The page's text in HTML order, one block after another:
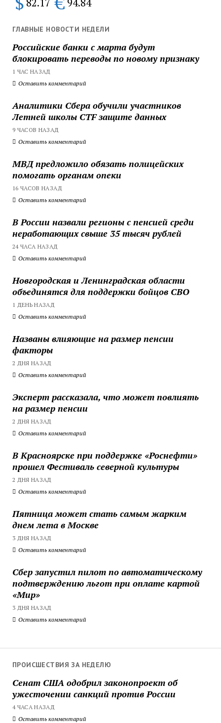
ГЛАВНЫЕ НОВОСТИ НЕДЕЛИ
Российские банки с марта будут
блокировать переводы по новому признаку
1 ЧАС НАЗАД
Оставить комментарий
Аналитики Сбера обучили участников
Летней школы CTF защите данных
9 ЧАСОВ НАЗАД
Оставить комментарий
МВД предложило обязать полицейских
помогать органам опеки
16 ЧАСОВ НАЗАД
Оставить комментарий
В России назвали регионы с пенсией среди
неработающих свыше 35 тысяч рублей
24 ЧАСА НАЗАД
Оставить комментарий
Новгородская и Ленинградская области
объединятся для поддержки бойцов СВО
1 ДЕНЬ НАЗАД
Оставить комментарий
Названы влияющие на размер пенсии
факторы
2 ДНЯ НАЗАД
Оставить комментарий
Эксперт рассказала, что может повлиять
на размер пенсии
2 ДНЯ НАЗАД
Оставить комментарий
В Красноярске при поддержке «Роснефти»
прошел Фестиваль северной культуры
2 ДНЯ НАЗАД
Оставить комментарий
Пятница может стать самым жарким
днем лета в Москве
3 ДНЯ НАЗАД
Оставить комментарий
Сбер запустил пилот по автоматическому
подтверждению льгот при оплате картой
«Мир»
3 ДНЯ НАЗАД
Оставить комментарий
ПРОИСШЕСТВИЯ ЗА НЕДЕЛЮ
Сенат США одобрил законопроект об
ужесточении санкций против России
4 ЧАСА НАЗАД
Оставить комментарий